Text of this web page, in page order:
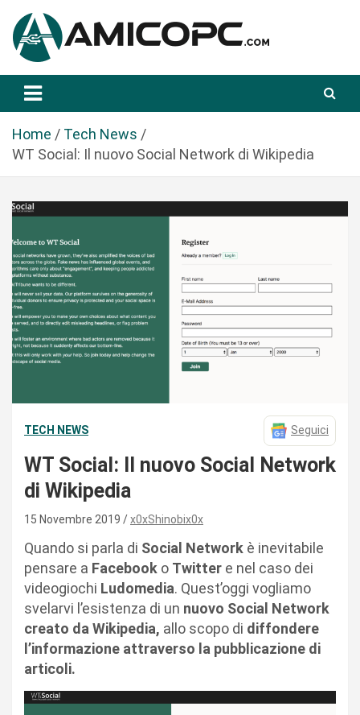
a
Amicopc.com
Home
Tech News
WT Social: Il nuovo Social Network di Wikipedia
TECH NEWS Seguici
WT Social: Il nuovo Social Network
di Wikipedia
15 Novembre 2019 x0xShinobix0x
Quando si parla di Social Network è inevitabile
pensare a Facebook o Twitter e nel caso dei
videogiochi Ludomedia. Quest’oggi vogliamo
svelarvi l’esistenza di un nuovo Social Network
creato da Wikipedia, allo scopo di diffondere
l’informazione attraverso la pubblicazione di
articoli.